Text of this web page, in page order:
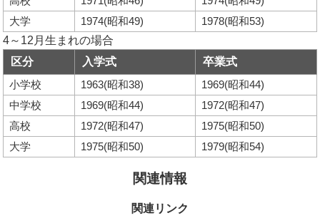
大学
1974(昭和49)
1978(昭和53)
4～12月生まれの場合
区分
入学式
卒業式
小学校
1963(昭和38)
1969(昭和44)
中学校
1969(昭和44)
1972(昭和47)
高校
1972(昭和47)
1975(昭和50)
大学
1975(昭和50) 1979(昭和54)
関連情報
関連リンク